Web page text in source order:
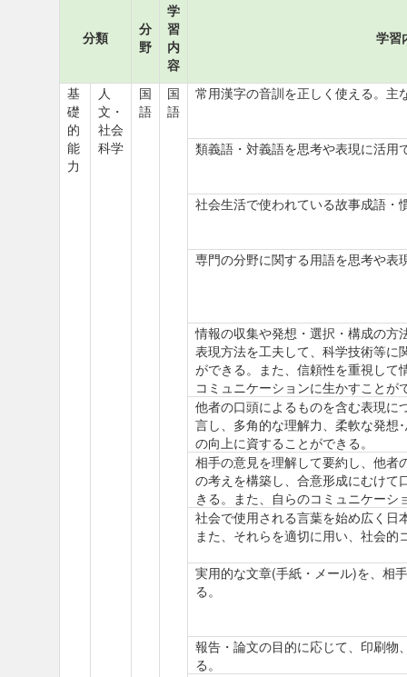
分類
分
野
学
習
内
容
学習
基
礎
的
能
力
人
文・
社会
科学
国
語
国
語
常用漢字の音訓を正しく使える。主
類義語・対義語を思考や表現に活用
社会生活で使われている故事成語・
専門の分野に関する用語を思考や表
情報の収集や発想・選択・構成の方
表現方法を工夫して、科学技術等に
ができる。また、信頼性を重視して
コミュニケーションに生かすことが
他者の口頭によるものを含む表現に
言し、多角的な理解力、柔軟な発想
の向上に資することができる。
相手の意見を理解して要約し、他者
の考えを構築し、合意形成にむけて
きる。また、自らのコミュニケー
社会で使用される言葉を始め広く日
また、それらを適切に用い、社会
実用的な文章(手紙・メール)を、相
る。
報告・論文の目的に応じて、印刷物
る。